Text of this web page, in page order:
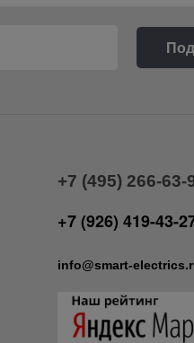
+7 (495) 266-63-
+7 (926) 419-43-
info@smart-